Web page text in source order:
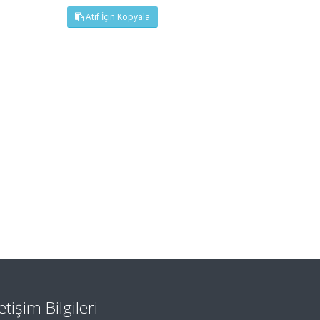
Atıf İçin Kopyala
Bilgileri